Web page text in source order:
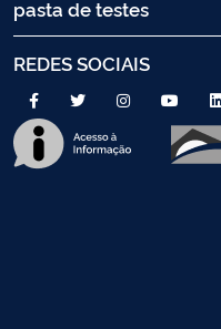
pasta de testes
REDES SOCIAIS